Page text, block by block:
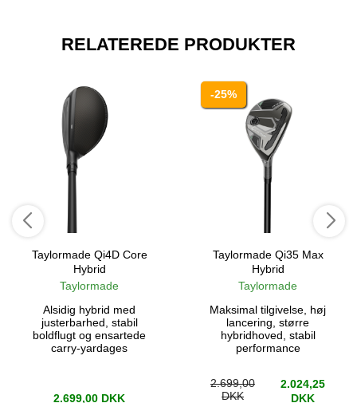
RELATEREDE PRODUKTER
Taylormade Qi4D Core
Hybrid
Taylormade
Alsidig hybrid med
justerbarhed, stabil
boldflugt og ensartede
carry-yardages
2.699,00 DKK
-25%
Taylormade Qi35 Max
Hybrid
Taylormade
Maksimal tilgivelse, høj
lancering, større
hybridhoved, stabil
performance
2.699,00
DKK
2.024,25
DKK